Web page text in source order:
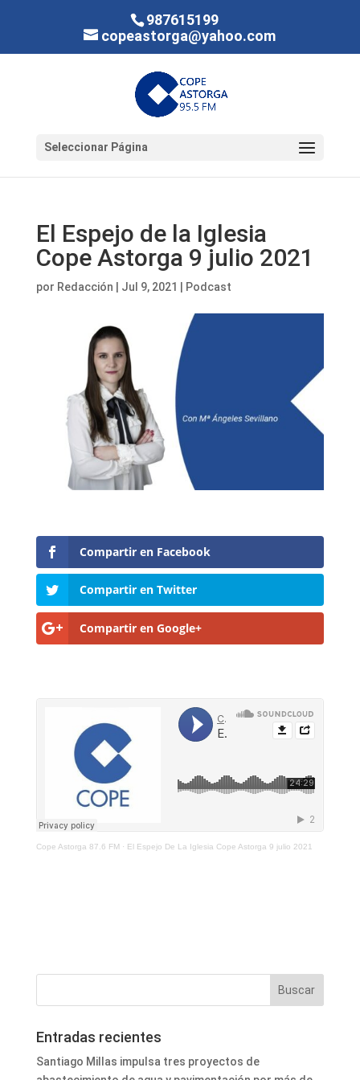
987615199
copeastorga@yahoo.com
Seleccionar Página
El Espejo de la Iglesia
Cope Astorga 9 julio 2021
por Redacción Jul 9, 2021 Podcast
Compartir en Facebook
Compartir en Twitter
Compartir en Google+
Cope Astorga 87.6 FM· El Espejo De La Iglesia Cope Astorga 9 julio 2021
Entradas recientes
Santiago Millas impulsa tres proyectos de